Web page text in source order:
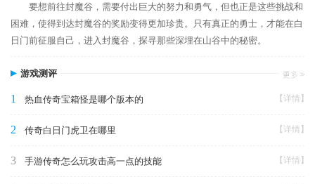
要想前往封魔谷，需要付出巨大的努力和勇气，但也正是这些挑战和
困难，使得到达封魔谷的奖励变得更加珍贵。只有真正的勇士，才能在白
日门前征服自己，进入封魔谷，探寻那些深埋在山谷中的秘密。
游戏测评
1 热血传奇宝箱怪是哪个版本的 【详情】
2 传奇白日门虎卫在哪里 【详情】
3 手游传奇怎么玩攻击高一点的技能 【详情】